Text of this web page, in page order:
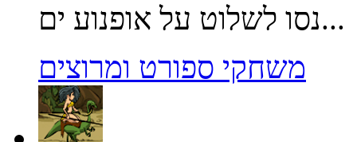
נסו לשלוט על אופנוע ים...
משחקי ספורט ומרוצים